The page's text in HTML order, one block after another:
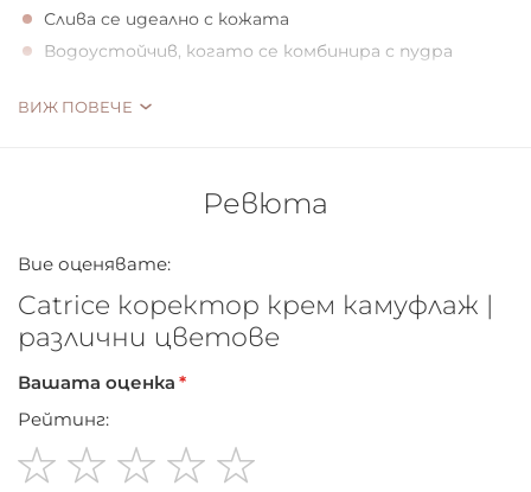
Слива се идеално с кожата
Водоустойчив, когато се комбинира с пудра
Необходимост за безупречен тен. Крем коректор
перфектно се слива с кожата. Надеждно коригира
несъвършенства, пигментни петна и червени зони.
ВИЖ ПОВЕЧЕ
Ревюта
Вие оценявате:
Catrice коректор крем камуфлаж |
различни цветове
Вашата оценка
Рейтинг: